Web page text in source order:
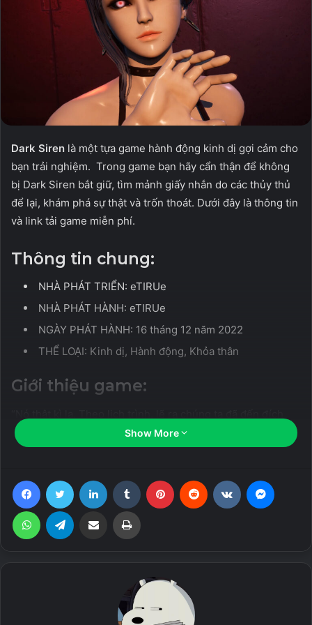
Dark Siren là một tựa game hành động kinh dị gợi cảm cho
bạn trải nghiệm. Trong game bạn hãy cẩn thận để không
bị Dark Siren bắt giữ, tìm mảnh giấy nhắn do các thủy thủ
để lại, khám phá sự thật và trốn thoát. Dưới đây là thông tin
và link tải game miễn phí.
Thông tin chung:
NHÀ PHÁT TRIỂN: eTIRUe
NHÀ PHÁT HÀNH: eTIRUe
NGÀY PHÁT HÀNH: 16 tháng 12 năm 2022
THỂ LOẠI: Kinh dị, Hành động, Khỏa thân
Giới thiệu game:
rồi…”
Khi bạn thức dậy và thức dậy, bạn có thể thấy Dark Siren
đang lang thang bên trong con tàu trống rỗng để tìm kiếm
bạn.
AutoPlay Menu Builder Unlocked – Tạo
Show More
FacebookTwitter LinkedIn Tumblr Pinterest Reddit VKontakte
WhatsAppTelegram Share via Email Print